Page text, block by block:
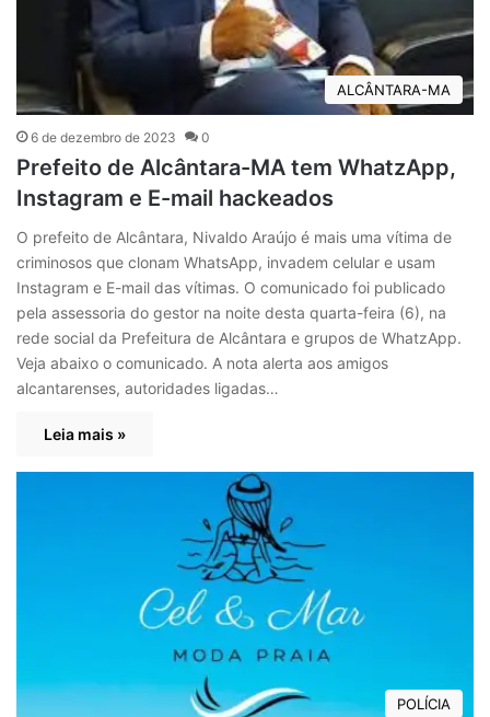
ALCÂNTARA-MA
6 de dezembro de 2023 0
Prefeito de Alcântara-MA tem WhatzApp,
Instagram e E-mail hackeados
O prefeito de Alcântara, Nivaldo Araújo é mais uma vítima de
criminosos que clonam WhatsApp, invadem celular e usam
Instagram e E-mail das vítimas. O comunicado foi publicado
pela assessoria do gestor na noite desta quarta-feira (6), na
rede social da Prefeitura de Alcântara e grupos de WhatzApp.
Veja abaixo o comunicado. A nota alerta aos amigos
alcantarenses, autoridades ligadas…
Leia mais »
POLÍCIA